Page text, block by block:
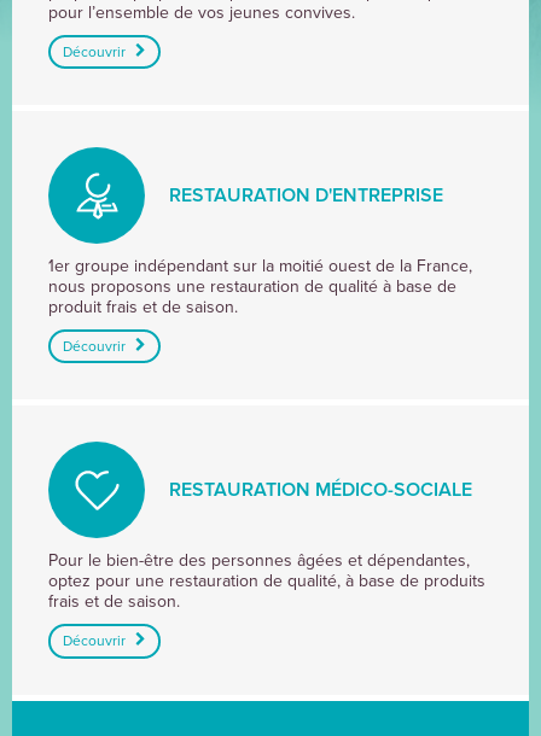
pour l’ensemble de vos jeunes convives.
Découvrir
RESTAURATION D'ENTREPRISE
RESTAURATION
D'ENTREPRISE
1er groupe indépendant sur la moitié ouest de la France,
nous proposons une restauration de qualité à base de
produit frais et de saison.
Découvrir
RESTAURATION MÉDICO-SOCIALE
RESTAURATION
MÉDICO-
SOCIALE
Pour le bien-être des personnes âgées et dépendantes,
optez pour une restauration de qualité, à base de produits
frais et de saison.
Découvrir